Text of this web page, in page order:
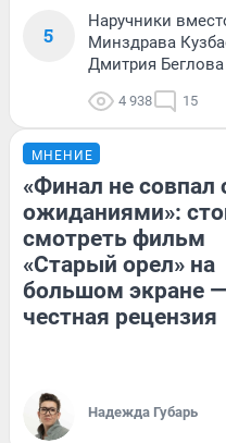
5
Наручники
Минздрава
Дмитрия Беглова
4 938 15
МНЕНИЕ
«Финал не совпал
ожиданиями»:
смотреть фильм
«Старый орел» на
большом экране —
честная рецензия
Надежда Губарь